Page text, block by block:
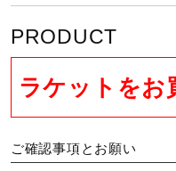
PRODUCT
ラケットをお
ご確認事項とお願い